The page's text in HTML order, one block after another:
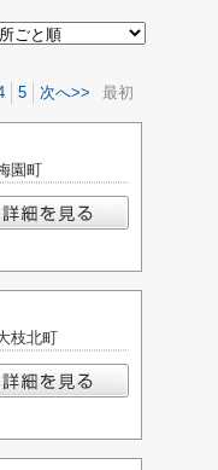
5 次へ>> 最初
園町
枝北町